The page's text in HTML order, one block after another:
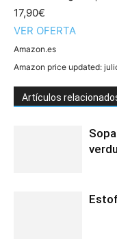
17,90€
VER OFERTA
Amazon.es
Amazon price updated:
Artículos